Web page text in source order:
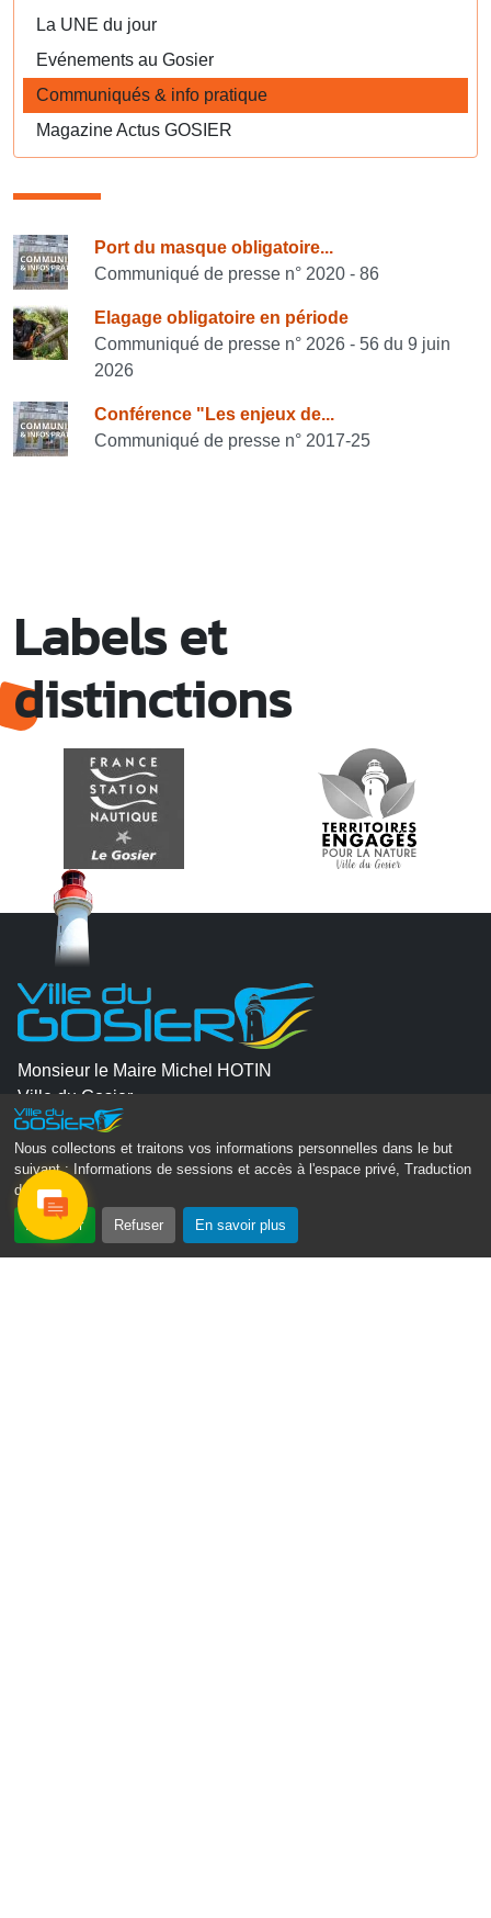
Nous collectons et traitons vos informations personnelles dans le but
suivant :
Informations de sessions et accès à l'espace privé, Traduction
des pages .
Accepter Refuser En savoir plus
La UNE du jour
Evénements au Gosier
Communiqués & info pratique
Magazine Actus GOSIER
Consulter également
Port du masque obligatoire...
Communiqué de presse n° 2020 - 86
Elagage obligatoire en période
Communiqué de presse n° 2026 - 56 du 9 juin
2026
Conférence "Les enjeux de...
Communiqué de presse n° 2017-25
Labels et
distinctions
Monsieur le Maire Michel HOTIN
Ville du Gosier
67, Boulevard du Général de Gaulle
97190 Le Gosier
Tél.05 90 84 86 86
Envoyer un email